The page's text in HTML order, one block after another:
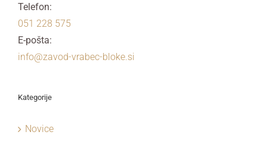
Telefon:
051 228 575
E-pošta:
info@zavod-vrabec-bloke.si
Kategorije
Novice